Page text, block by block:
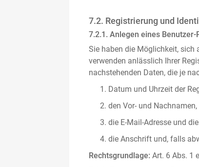
7.2. Registrierung und
7.2.1. Anlegen eines
Sie haben die Möglichkeit, sich
verwenden anlässlich Ihrer
nachstehenden Daten, die je
Datum und Uhrzeit der
den Vor- und Nachnamen,
die E-Mail-Adresse und
die Anschrift und, falls
Rechtsgrundlage: Art. 6 Abs. 1